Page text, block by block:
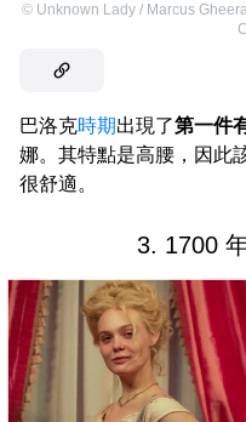
© Unknown Lady / Marcus
巴洛克時期出現了第一件
娜。其特點是高腰，因此
很舒適。
3. 1700